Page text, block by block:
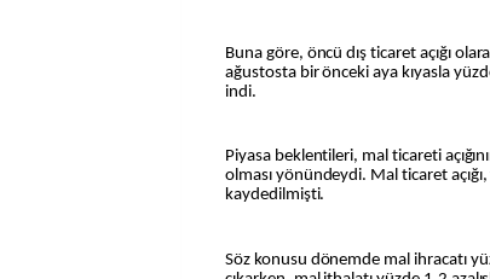
Buna göre, öncü dış ticaret açığı
ağustosta bir önceki aya kıyasla
indi.
Piyasa beklentileri, mal ticareti
olması yönündeydi. Mal ticaret
kaydedilmişti.
Söz konusu dönemde mal ihracatı